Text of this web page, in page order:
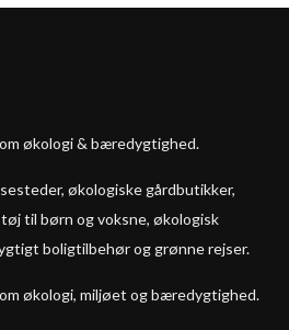
økologi & bæredygtighed.
økologiske gårdbutikker,
til børn og voksne, økologisk
boligtilbehør og grønne rejser.
økologi, miljøet og bæredygtighed.